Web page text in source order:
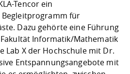
Tencor ein
für
Dazu gehörte eine Führung
Informatik/Mathematik
Lab X der Hochschule mit Dr.
Entspannungsangebote mit